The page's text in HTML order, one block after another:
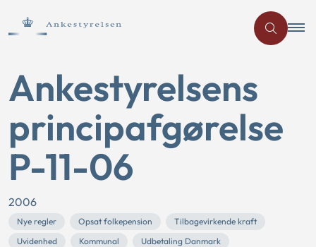
Ankestyrelsens
principafgørelse
P-11-06
2006
Nye regler Opsat folkepension
Tilbagevirkende kraft
Uvidenhed
Kommunal
Udbetaling Danmark